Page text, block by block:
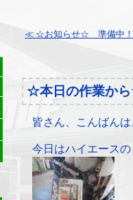
≪ ☆お知らせ☆ 準備中
☆本日の作業か
皆さん、こんばんは
今日はハイエース